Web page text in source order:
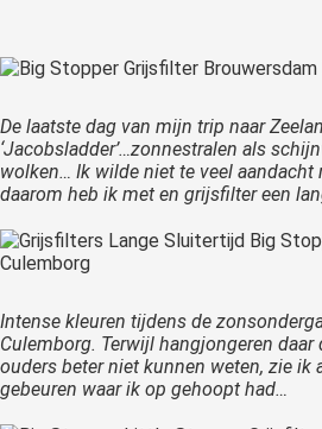
De laatste dag van mijn trip naar
‘Jacobsladder’…zonnestralen als
wolken… Ik wilde niet te veel aandacht
daarom heb ik met en grijsfilter een
Intense kleuren tijdens de
Culemborg. Terwijl hangjongeren
ouders beter niet kunnen weten, zie ik
gebeuren waar ik op gehoopt had…